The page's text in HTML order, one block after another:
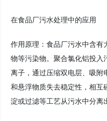
在食品厂污水处理中的应用
作用原理：食品厂污水中含有
物等污染物。聚合氯化铝投入
离子，通过压缩双电层、吸附
和悬浮物质失去稳定性，相互
淀或过滤等工艺从污水中分离